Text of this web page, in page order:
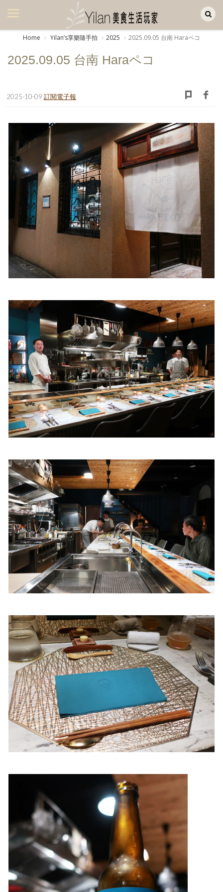
美食集
書房集
日記簿
餐桌週記
享樂隨手拍
照相簿
影音區
創意出版服務
關於Yilan
個人著作
活動實況記錄
媒體報導一覽
合作與代言
訂閱電子報
Home Yilanʼs享樂隨手拍 2025 2025.09.05 台南 Haraペコ
2025.09.05 台南 Haraペコ
2025-10-09 訂閱電子報